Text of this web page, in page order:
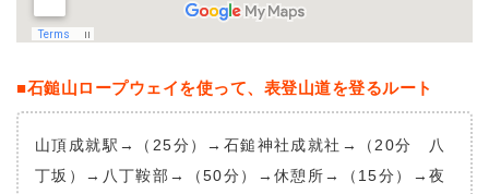
■石鎚山ロープウェイを使って、表登山道を登るルート
山頂成就駅→（25分）→石鎚神社成就社→（20分 八
丁坂）→八丁鞍部→（50分）→休憩所→（15分）→夜